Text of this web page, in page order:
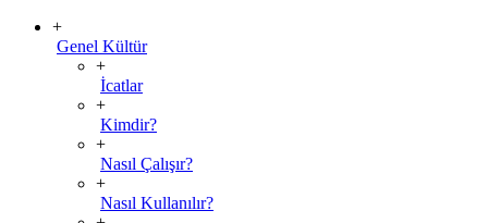
+
Genel Kültür
+
İcatlar
+
Kimdir?
+
Nasıl Çalışır?
+
Nasıl Kullanılır?